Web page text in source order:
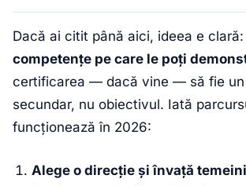
Dacă ai citit până aici, ideea e
competențe pe care le poți
certificarea — dacă vine — să fie
secundar, nu obiectivul. Iată
funcționează în 2026:
Alege o direcție și învață